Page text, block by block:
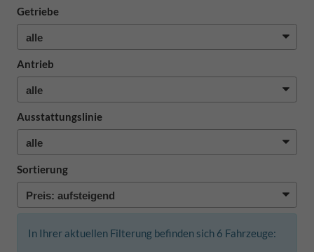
Getriebe
Antrieb
Ausstattungslinie
Sortierung
In Ihrer aktuellen Filterung befinden sich 6 Fahrzeuge: